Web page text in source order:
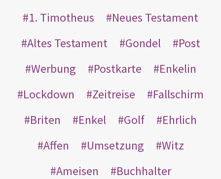
1. Timotheus
Neues Testament
Altes Testament
Gondel
Post
Werbung
Postkarte
Enkelin
Lockdown
Zeitreise
Fallschirm
Briten
Enkel Golf
Ehrlich
Affen
Umsetzung
Witz
Ameisen
Buchhalter